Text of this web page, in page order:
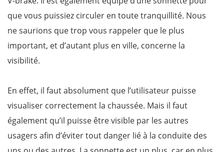
que vous puissiez circuler en toute tranquillité. Nous
ne saurions que trop vous rappeler que le plus
important, et d’autant plus en ville, concerne la
visibilité.
En effet, il faut absolument que l’utilisateur puisse
visualiser correctement la chaussée. Mais il faut
également qu’il puisse être visible par les autres
usagers afin d’éviter tout danger lié à la conduite des